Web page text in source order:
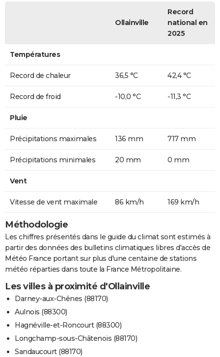
Ollainville
Record
national en
2025
Températures
Record de chaleur 36,5 °C 42,4 °C
Record de froid -10,0 °C -11,3 °C
Pluie
Précipitations maximales 136 mm 717 mm
Précipitations minimales 20 mm 0 mm
Vent
Vitesse de vent maximale 86 km/h 169 km/h
Méthodologie
Les chiffres présentés dans le guide du climat sont estimés à
partir des données des bulletins climatiques libres d'accès de
Météo France portant sur plus d'une centaine de stations
météo réparties dans toute la France Métropolitaine.
Les villes à proximité d'Ollainville
Darney-aux-Chênes (88170)
Aulnois (88300)
Hagnéville-et-Roncourt (88300)
Longchamp-sous-Châtenois (88170)
Sandaucourt (88170)